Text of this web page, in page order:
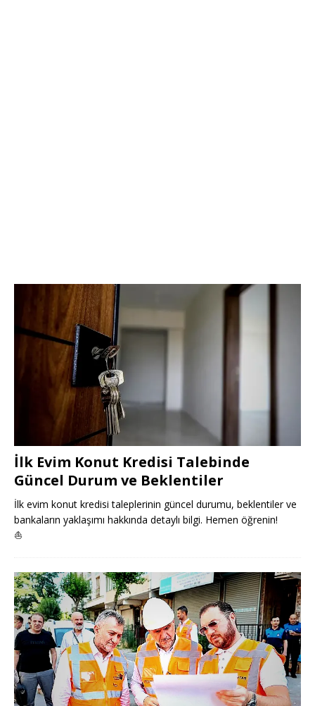
İlk Evim Konut Kredisi Talebinde
Güncel Durum ve Beklentiler
İlk evim konut kredisi taleplerinin güncel durumu, beklentiler ve
bankaların yaklaşımı hakkında detaylı bilgi. Hemen öğrenin!
⛵